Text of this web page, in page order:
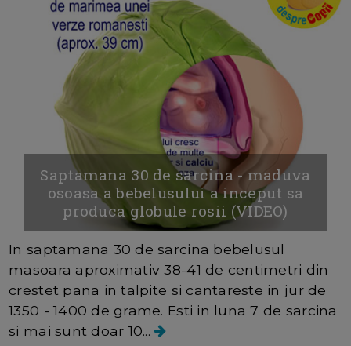
Saptamana 30 de sarcina - maduva
osoasa a bebelusului a inceput sa
produca globule rosii (VIDEO)
In saptamana 30 de sarcina bebelusul
masoara aproximativ 38-41 de centimetri din
crestet pana in talpite si cantareste in jur de
1350 - 1400 de grame. Esti in luna 7 de sarcina
si mai sunt doar 10...